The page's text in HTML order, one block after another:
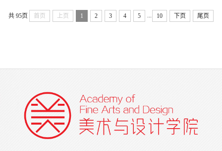
共 95页 首页 上页 1 2 3 4 5 ... 10 下页 尾页